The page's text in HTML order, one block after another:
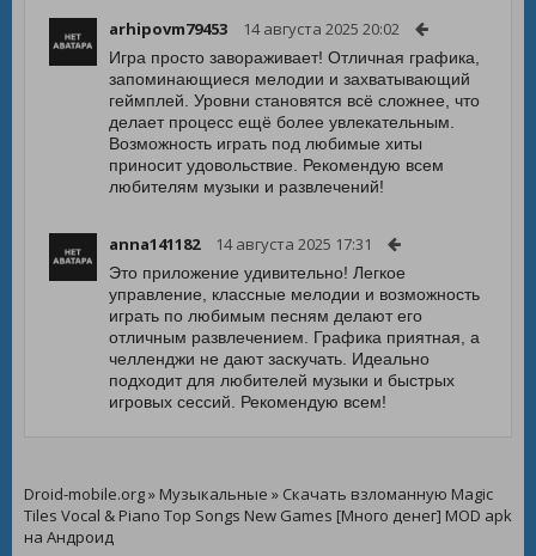
arhipovm79453 14 августа 2025 20:02
Игра просто завораживает! Отличная графика,
запоминающиеся мелодии и захватывающий
геймплей. Уровни становятся всё сложнее, что
делает процесс ещё более увлекательным.
Возможность играть под любимые хиты
приносит удовольствие. Рекомендую всем
любителям музыки и развлечений!
anna141182 14 августа 2025 17:31
Это приложение удивительно! Легкое
управление, классные мелодии и возможность
играть по любимым песням делают его
отличным развлечением. Графика приятная, а
челленджи не дают заскучать. Идеально
подходит для любителей музыки и быстрых
игровых сессий. Рекомендую всем!
Droid-mobile.org» Музыкальные » Скачать взломанную Magic
Tiles Vocal & Piano Top Songs New Games [Много денег] MOD apk
на Андроид